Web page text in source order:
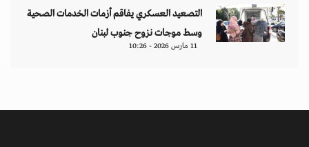
التصعيد العسكري يفاقم أزمات الخدمات الصحية
وسط موجات نزوح جنوب لبنان
11 مارس 2026 - 10:26